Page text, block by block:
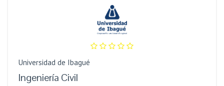
Universidad de Ibagué
Ingeniería Civil